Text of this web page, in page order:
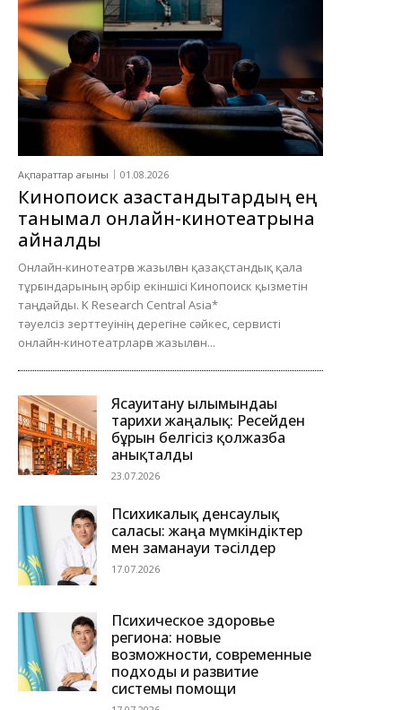
Ақпараттар ағыны 01.08.2026
Кинопоиск қазақстандықтардың ең
танымал онлайн-кинотеатрына
айналды
Онлайн-кинотеатрға жазылған қазақстандық қала
тұрғындарының әрбір екіншісі Кинопоиск қызметін
таңдайды. K Research Central Asia*
тәуелсіз зерттеуінің дерегіне сәйкес, сервисті
онлайн-кинотеатрларға жазылған...
Ясауитану ғылымындағы
тарихи жаңалық: Ресейден
бұрын белгісіз қолжазба
анықталды
23.07.2026
Психикалық денсаулық
саласы: жаңа мүмкіндіктер
мен заманауи тәсілдер
17.07.2026
Психическое здоровье
региона: новые
возможности, современные
подходы и развитие
системы помощи